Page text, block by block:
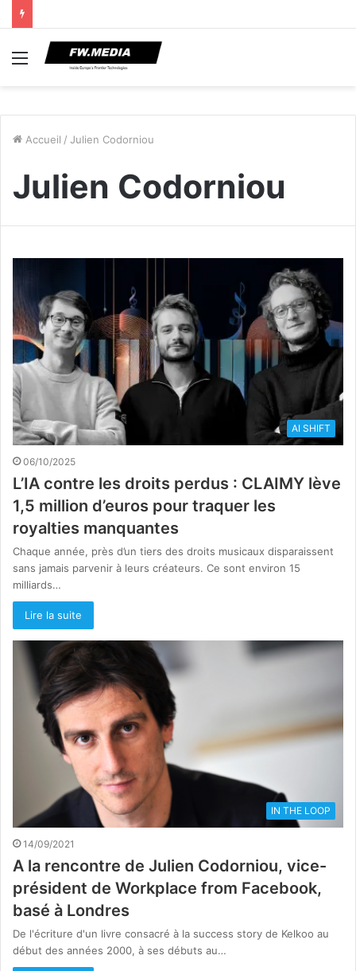
Menu
Accueil / Julien Codorniou
Julien Codorniou
AI SHIFT
06/10/2025
L’IA contre les droits perdus : CLAIMY lève
1,5 million d’euros pour traquer les
royalties manquantes
Chaque année, près d’un tiers des droits musicaux disparaissent
sans jamais parvenir à leurs créateurs. Ce sont environ 15
milliards…
Lire la suite
IN THE LOOP
14/09/2021
A la rencontre de Julien Codorniou, vice-
président de Workplace from Facebook,
basé à Londres
De l'écriture d'un livre consacré à la success story de Kelkoo au
début des années 2000, à ses débuts au…